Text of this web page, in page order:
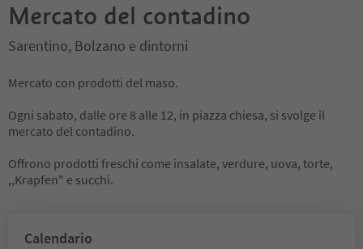
Mercato del contadino
Sarentino, Bolzano e dintorni
Mercato con prodotti del maso.
Ogni sabato, dalle ore 8 alle 12, in piazza chiesa, si svolge il
mercato del contadino.
Offrono prodotti freschi come insalate, verdure, uova, torte,
,,Krapfen" e succhi.
Calendario